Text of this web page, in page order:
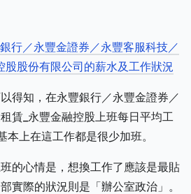
行／永豐金證券／永豐客服科技／
股股份有限公司的薪水及工作狀況
得知，在永豐銀行／永豐金證券／
賃_永豐金融控股上班每日平均工
上在這工作都是很少加班。
的心情是，想換工作了應該是最貼
實際的狀況則是「辦公室政治」。